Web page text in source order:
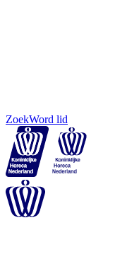
ZoekWord lid